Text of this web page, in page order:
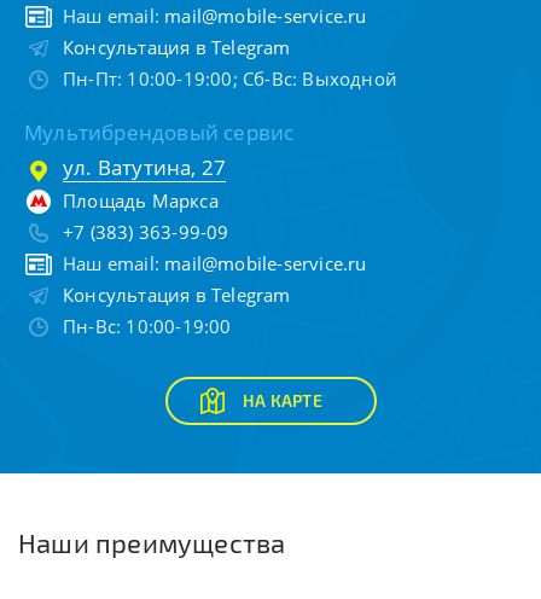
Наш email: mail@mobile-service.ru
Консультация в Telegram
Пн-Пт: 10:00-19:00; Сб-Вс: Выходной
Мультибрендовый сервис
ул. Ватутина, 27
Площадь Маркса
+7 (383) 363-99-09
Наш email: mail@mobile-service.ru
Консультация в Telegram
Пн-Вс: 10:00-19:00
НА КАРТЕ
Наши преимущества